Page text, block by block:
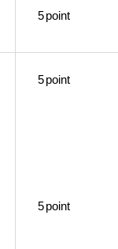
5point
5point
5point